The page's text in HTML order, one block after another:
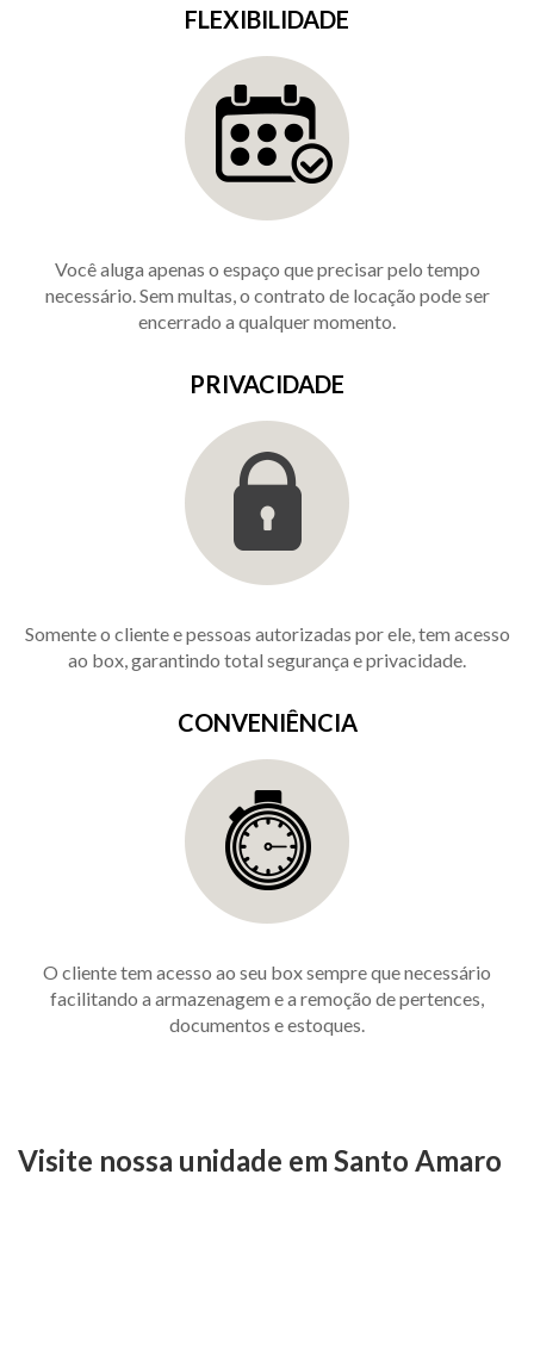
FLEXIBILIDADE
Você aluga apenas o espaço que precisar pelo tempo
necessário. Sem multas, o contrato de locação pode ser
encerrado a qualquer momento.
PRIVACIDADE
Somente o cliente e pessoas autorizadas por ele, tem acesso
ao box, garantindo total segurança e privacidade.
CONVENIÊNCIA
O cliente tem acesso ao seu box sempre que necessário
facilitando a armazenagem e a remoção de pertences,
documentos e estoques.
Visite nossa unidade em Santo Amaro